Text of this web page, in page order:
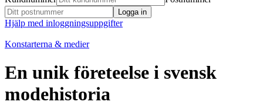
Hjälp med inloggningsuppgifter
Konstarterna & medier
En unik företeelse i svensk
modehistoria